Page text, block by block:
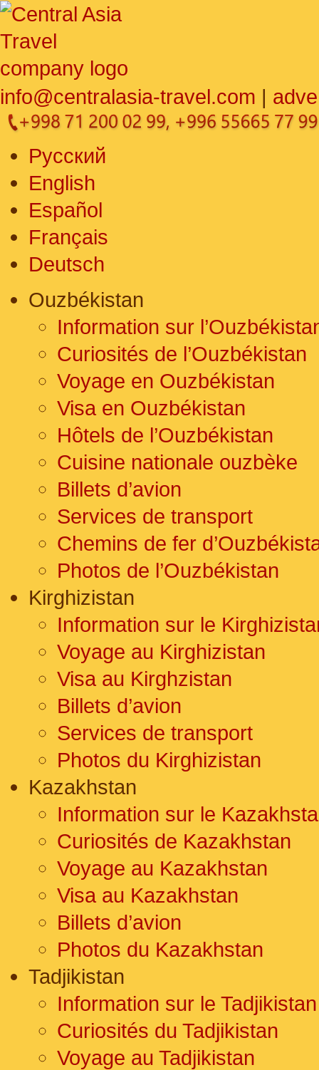
info@centralasia-travel.com |
Русский
English
Español
Français
Deutsch
Ouzbékistan
Information sur
Curiosités de l’Ouzbékistan
Voyage en Ouzbékistan
Visa en Ouzbékistan
Hôtels de l’Ouzbékistan
Cuisine nationale ouzbèke
Billets d’avion
Services de transport
Chemins de fer
Photos de l’Ouzbékistan
Kirghizistan
Information sur le
Voyage au Kirghizistan
Visa au Kirghzistan
Billets d’avion
Services de transport
Photos du Kirghizistan
Kazakhstan
Information sur le
Curiosités de Kazakhstan
Voyage au Kazakhstan
Visa au Kazakhstan
Billets d’avion
Photos du Kazakhstan
Tadjikistan
Information sur le Tadjikistan
Curiosités du Tadjikistan
Voyage au Tadjikistan